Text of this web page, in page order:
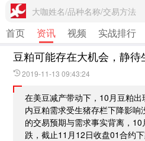
大咖姓名/品种名称/交易方法
首页 资讯 视频 实战排行
豆粕可能存在大机会，静
2019-11-13 09:43:24
在美豆减产带动下，10月豆粕
内豆粕需求受生猪存栏下降影
的交易预期与需求事实背离，
跌，截止11月12日收盘01合约下